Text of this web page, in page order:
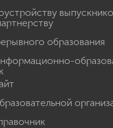
образования